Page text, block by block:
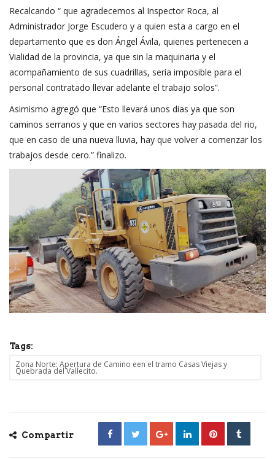
Recalcando “ que agradecemos al Inspector Roca, al
Administrador Jorge Escudero y a quien esta a cargo en el
departamento que es don Ángel Ávila, quienes pertenecen a
Vialidad de la provincia, ya que sin la maquinaria y el
acompañamiento de sus cuadrillas, sería imposible para el
personal contratado llevar adelante el trabajo solos”.
Asimismo agregó que “Esto llevará unos dias ya que son
caminos serranos y que en varios sectores hay pasada del rio,
que en caso de una nueva lluvia, hay que volver a comenzar los
trabajos desde cero.” finalizo.
Tags:
Zona Norte: Apertura de Camino een el tramo Casas Viejas y
Quebrada del Vallecito.
Compartir